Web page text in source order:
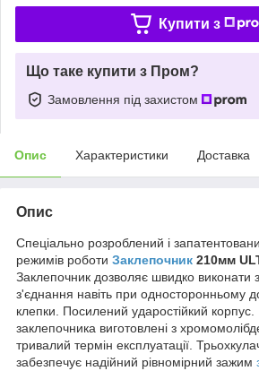
Купити з
Що таке купити з Пром?
Замовлення під захистом
Опис Характеристики Доставка
Опис
Спеціально розроблений і
режимів роботи Заклепочник 210мм
Заклепочник дозволяє швидко виконати
з'єднання навіть при односторонньому
клепки. Посилений ударостійкий корпус.
заклепочника виготовлені з
тривалий термін експлуатації.
забезпечує надійний рівномірний зажим